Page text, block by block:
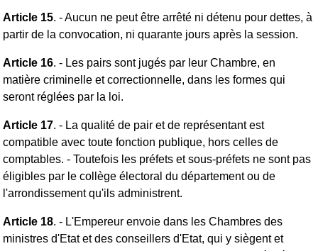
Article 15. - Aucun ne peut être arrêté ni détenu pour dettes, à
partir de la convocation, ni quarante jours après la session.
Article 16. - Les pairs sont jugés par leur Chambre, en
matière criminelle et correctionnelle, dans les formes qui
seront réglées par la loi.
Article 17. - La qualité de pair et de représentant est
compatible avec toute fonction publique, hors celles de
comptables. - Toutefois les préfets et sous-préfets ne sont pas
éligibles par le collège électoral du département ou de
l'arrondissement qu'ils administrent.
Article 18. - L'Empereur envoie dans les Chambres des
ministres d'Etat et des conseillers d'Etat, qui y siègent et